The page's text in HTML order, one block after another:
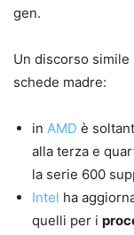
gen.
Un discorso
schede madre:
in AMD è
alla terza e
la serie 600
Intel ha
quelli per i